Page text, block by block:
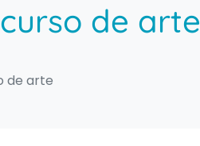
de arte
de arte